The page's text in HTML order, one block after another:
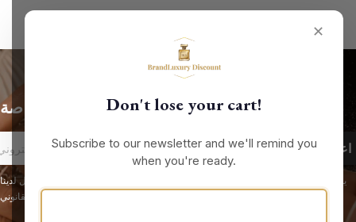
✕
Don't lose your cart!
Subscribe to our newsletter and we'll remind you
when you're ready.
الحصول على أحدث الأخبار والعروض الخاصة
يمكنك إلغاء الاشتراك في أي لحظة. لهذا الغرض، يرجى الاطلاع على معلومات الاتصال لدينا